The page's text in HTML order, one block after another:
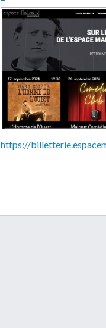
https://
j'accepte que mes
soient traitées par la